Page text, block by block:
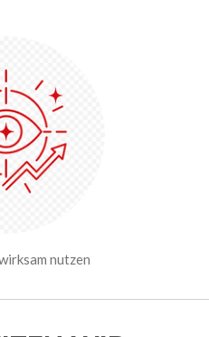
nutzen